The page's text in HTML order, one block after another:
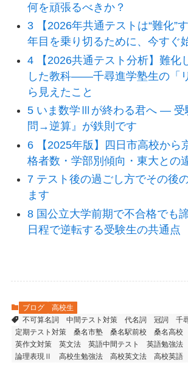
何を頑張るべきか？
3 【2026年共通テストは“難化”
年目を乗り切るために、今すぐ
4 【2026共通テスト分析】難化
した教科――千尋進学塾生の「
ら見えたこと
5 いま数学Ⅲが終わる君へ ― 受
問→逆算』が鉄則です
6 【2025年版】四日市高校から
格者数・学部別傾向・東大との
7 テスト後の過ごし方でその後
ます
8 国公立大学前期で不合格でも
日程で逆転する受験生の共通点
ブログ
高校生
不可算名詞
中間テスト対策 代名詞 冠詞
千
定期テスト対策
桑名市塾 桑名駅前校 桑名高校
英作文対策
英文法 英語中間テスト 英語勉強法
論理表現Ⅱ
高校生勉強法 高校英文法 高校英語